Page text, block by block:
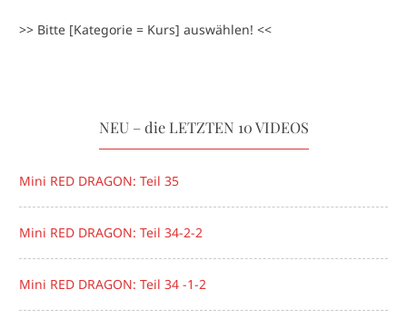
>> Bitte [Kategorie = Kurs] auswählen! <<
NEU – die LETZTEN 10 VIDEOS
Mini RED DRAGON: Teil 35
Mini RED DRAGON: Teil 34-2-2
Mini RED DRAGON: Teil 34 -1-2